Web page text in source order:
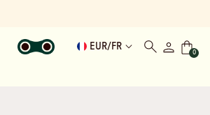
EUR/ FR
0